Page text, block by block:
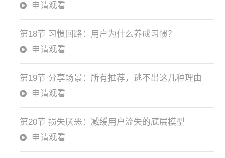
申请观看
第18节 习惯回路：用户为什么养成习惯？
申请观看
第19节 分享场景：所有推荐，逃不出这几种理由
申请观看
第20节 损失厌恶：减缓用户流失的底层模型
申请观看